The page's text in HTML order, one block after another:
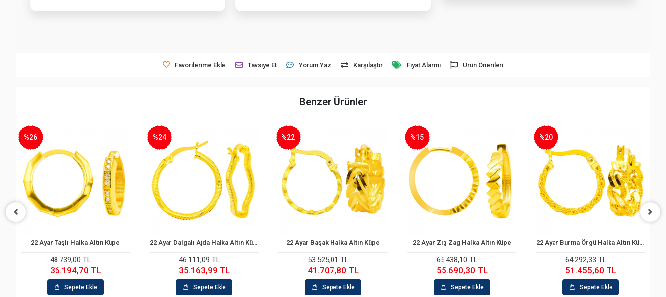
Favorilerime Ekle Tavsiye Et Yorum Yaz Karşılaştır Fiyat Alarmı Ürün Önerileri
Benzer Ürünler
Sepete Ekle
Halka Altın Küpe
Sepete Ekle
22 Ayar Dalgalı Ajda Halka Altın Küpe
Sepete Ekle
22 Ayar Başak Halka Altın Küpe
Sepete Ekle
22 Ayar Zig Zag Halka Altın Küpe
Sepete Ekle
22 Ayar Burma Örgü Halka Altın Küpe Telkari Yarım